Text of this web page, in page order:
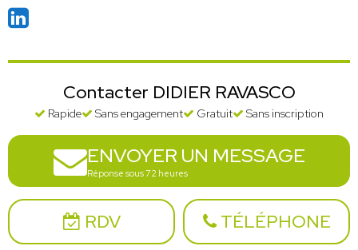
Contacter DIDIER RAVASCO
Rapide Sans engagement Gratuit Sans inscription
ENVOYER UN MESSAGE
Réponse sous 72 heures
RDV TÉLÉPHONE